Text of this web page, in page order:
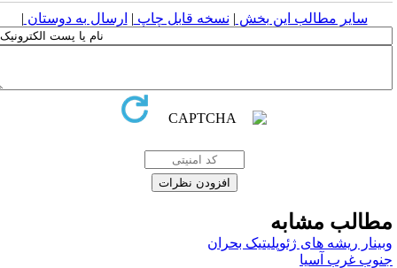
سایر مطالب این بخش | نسخه قابل چاپ| ارسال به دوستان|
مشابه
ریشه های ژئوپلیتیک بحران
غرب آسیا